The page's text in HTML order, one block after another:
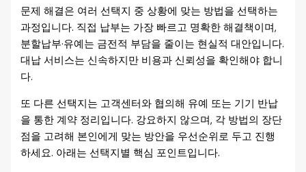
문제 해결은 여러 선택지 중 상황에 맞는 방법을 선택하는
과정입니다. 직접 납부는 가장 빠르고 명확한 해결책이며,
분할납부·유예는 금전적 부담을 줄이는 현실적 대안입니다.
대납 서비스는 신속하지만 비용과 신뢰성을 확인해야 합니
다.
또 다른 선택지는 고객센터와 협의해 유예 또는 기기 반납
을 통한 계약 정리입니다. 강요하지 않으며, 각 방법의 장단
점을 고려해 본인에게 맞는 방안을 우선순위로 두고 진행
하세요. 아래는 선택지별 핵심 포인트입니다.